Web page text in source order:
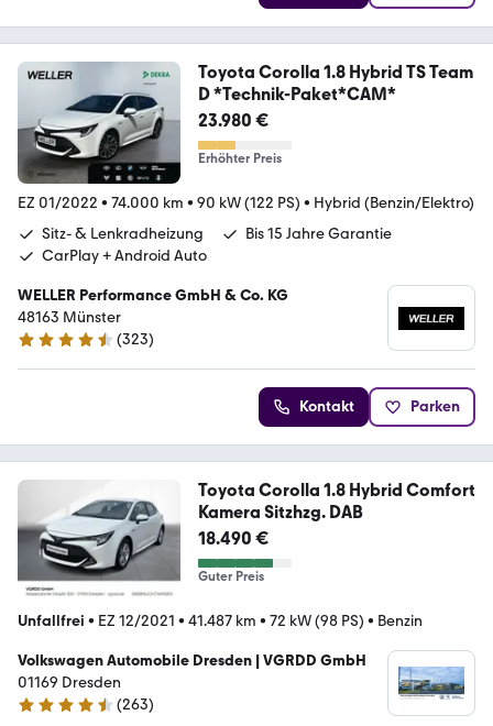
Toyota Corolla 1.8 Hybrid TS Team
D *Technik-Paket*CAM*
23.980 €
Erhöhter Preis
EZ 01/2022 • 74.000 km • 90 kW (122 PS) • Hybrid (Benzin/Elektro)
Sitz- & Lenkradheizung
Bis 15 Jahre Garantie
CarPlay + Android Auto
WELLER Performance GmbH & Co. KG
48163 Münster
4.3 Sterne
(323)
Kontakt Parken
Toyota Corolla 1.8 Hybrid Comfort
Kamera Sitzhzg. DAB
18.490 €
Guter Preis
Unfallfrei • EZ 12/2021 • 41.487 km • 72 kW (98 PS) • Benzin
Volkswagen Automobile Dresden | VGRDD GmbH
01169 Dresden
4.6 Sterne
(263)